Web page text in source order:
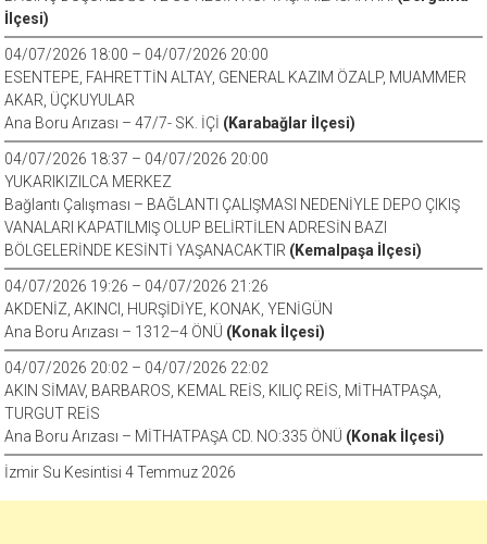
İlçesi)
04/07/2026 18:00 – 04/07/2026 20:00
ESENTEPE, FAHRETTİN ALTAY, GENERAL KAZIM ÖZALP, MUAMMER
AKAR, ÜÇKUYULAR
Ana Boru Arızası – 47/7- SK. İÇİ (Karabağlar İlçesi)
04/07/2026 18:37 – 04/07/2026 20:00
YUKARIKIZILCA MERKEZ
Bağlantı Çalışması – BAĞLANTI ÇALIŞMASI NEDENİYLE DEPO ÇIKIŞ
VANALARI KAPATILMIŞ OLUP BELİRTİLEN ADRESİN BAZI
BÖLGELERİNDE KESİNTİ YAŞANACAKTIR (Kemalpaşa İlçesi)
04/07/2026 19:26 – 04/07/2026 21:26
AKDENİZ, AKINCI, HURŞİDİYE, KONAK, YENİGÜN
Ana Boru Arızası – 1312–4 ÖNÜ (Konak İlçesi)
04/07/2026 20:02 – 04/07/2026 22:02
AKIN SİMAV, BARBAROS, KEMAL REİS, KILIÇ REİS, MİTHATPAŞA,
TURGUT REİS
Ana Boru Arızası – MİTHATPAŞA CD. NO:335 ÖNÜ (Konak İlçesi)
İzmir Su Kesintisi 4 Temmuz 2026